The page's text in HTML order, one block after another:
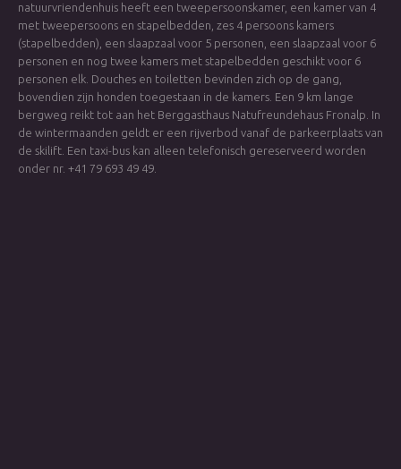
natuurvriendenhuis heeft een tweepersoonskamer, een kamer van 4
met tweepersoons en stapelbedden, zes 4 persoons kamers
(stapelbedden), een slaapzaal voor 5 personen, een slaapzaal voor 6
personen en nog twee kamers met stapelbedden geschikt voor 6
personen elk. Douches en toiletten bevinden zich op de gang,
bovendien zijn honden toegestaan in de kamers. Een 9 km lange
bergweg reikt tot aan het Berggasthaus Natufreundehaus Fronalp. In
de wintermaanden geldt er een rijverbod vanaf de parkeerplaats van
de skilift. Een taxi-bus kan alleen telefonisch gereserveerd worden
onder nr. +41 79 693 49 49.